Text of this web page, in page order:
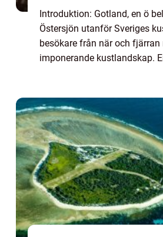
Introduktion: Gotland, en ö
Östersjön utanför Sveriges
besökare från när och fjärran
imponerande kustlandskap.
har for...